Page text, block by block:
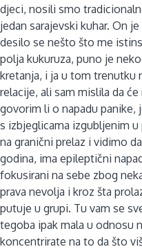
djeci, nosili smo
jedan sarajevski kuhar. On
desilo se nešto što me
polja kukuruza, puno je
kretanja, i ja u tom trenutku
relacije, ali sam mislila da
govorim li o napadu
s izbjeglicama izgubljenim
na granični prelaz i vidimo
godina, ima epileptični
fokusirani na sebe zbog
prava nevolja i kroz šta
putuje u grupi. Tu vam se
tegoba ipak mala u odnosu
koncentrirate na to da što